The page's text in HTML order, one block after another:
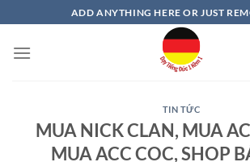
qua
nội
ADD ANYTHING HERE OR JUST
TIN TỨC
MUA NICK CLAN, MUA
MUA ACC COC, SHOP